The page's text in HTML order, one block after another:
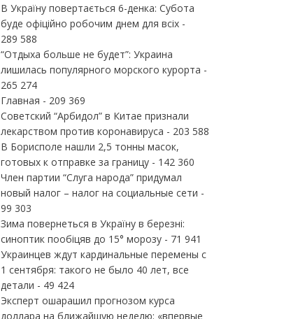
В Україну повертається 6-денка: Субота
буде офіційно робочим днем для всіх-
289 588
“Отдыха больше не будет”: Украина
лишилась популярного морского курорта -
265 274
Главная - 209 369
Советский “Арбидол” в Китае признали
лекарством против коронавируса - 203 588
В Борисполе нашли 2,5 тонны масок,
готовых к отправке за границу- 142 360
Член партии “Слуга народа” придумал
новый налог – налог на социальные сети -
99 303
Зима повернеться в Україну в березні:
синоптик пообіцяв до 15° морозу- 71 941
Украинцев ждут кардинальные перемены с
1 сентября: такого не было 40 лет, все
детали - 49 424
Эксперт ошарашил прогнозом курса
доллара на ближайшую неделю: «впервые